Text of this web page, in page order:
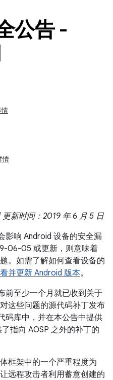
公告 -
情
新时间：2019 年 6 月 5 日
影响 Android 设备的安全漏
06-05 或更新，则意味着
。如需了解如何查看设备的
并更新 Android 版本。
前至少一个月就已收到关于
这些问题的源代码补丁发布
码库中，并在本公告中提供
指向 AOSP 之外的补丁的
框架中的一个严重程度为
远程攻击者利用蓄意创建的